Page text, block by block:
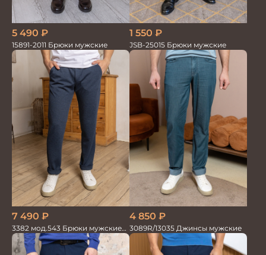
5 490 ₽
15891-2011 Брюки мужские
1 550 ₽
JSB-25015 Брюки мужские
7 490 ₽
3382 мод.543 Брюки мужские
син.меланж трикотаж
4 850 ₽
3089R/13035 Джинсы мужские